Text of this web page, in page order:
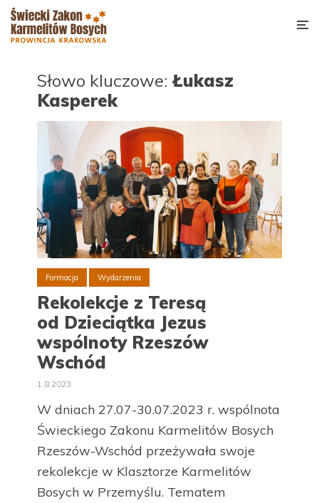
Słowo kluczowe: Łukasz
Kasperek
Formacja Wydarzenia
Rekolekcje z Teresą
od Dzieciątka Jezus
wspólnoty Rzeszów
Wschód
1.8.2023
W dniach 27.07-30.07.2023 r. wspólnota
Świeckiego Zakonu Karmelitów Bosych
Rzeszów-Wschód przeżywała swoje
rekolekcje w Klasztorze Karmelitów
Bosych w Przemyślu. Tematem